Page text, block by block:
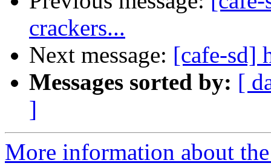
crackers...
Next message: [cafe-sd]
Messages sorted by: [
]
More information about